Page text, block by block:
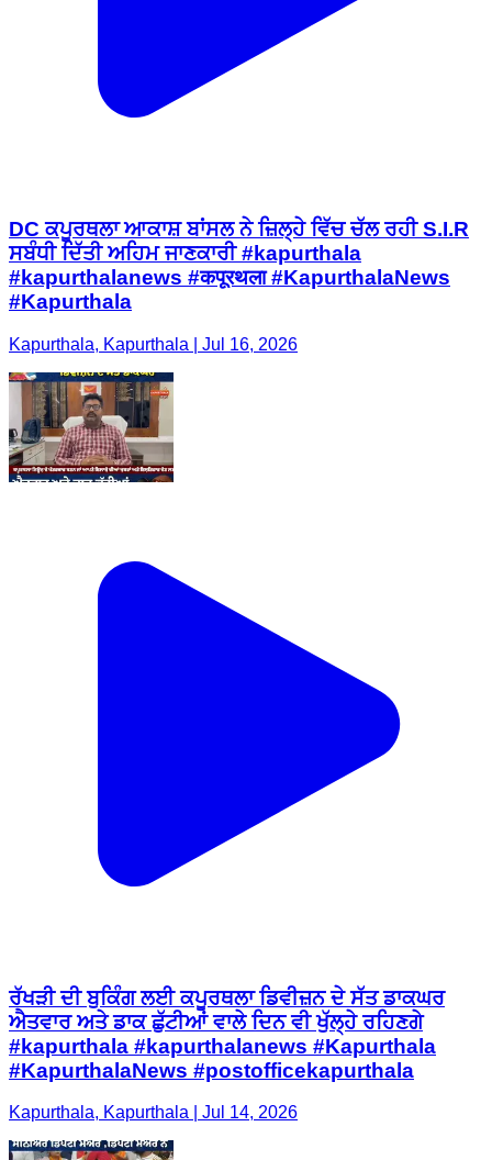
DC ਕਪੂਰਥਲਾ ਆਕਾਸ਼ ਬਾਂਸਲ ਨੇ ਜ਼ਿਲ੍ਹੇ ਵਿੱਚ ਚੱਲ ਰਹੀ S.I.R
ਸਬੰਧੀ ਦਿੱਤੀ ਅਹਿਮ ਜਾਣਕਾਰੀ #kapurthala
#kapurthalanews #कपूरथला #KapurthalaNews
#Kapurthala
Kapurthala, Kapurthala | Jul 16, 2026
ਰੱਖੜੀ ਦੀ ਬੁਕਿੰਗ ਲਈ ਕਪੂਰਥਲਾ ਡਿਵੀਜ਼ਨ ਦੇ ਸੱਤ ਡਾਕਘਰ
ਐਤਵਾਰ ਅਤੇ ਡਾਕ ਛੁੱਟੀਆਂ ਵਾਲੇ ਦਿਨ ਵੀ ਖੁੱਲ੍ਹੇ ਰਹਿਣਗੇ
#kapurthala #kapurthalanews #Kapurthala
#KapurthalaNews #postofficekapurthala
Kapurthala, Kapurthala | Jul 14, 2026